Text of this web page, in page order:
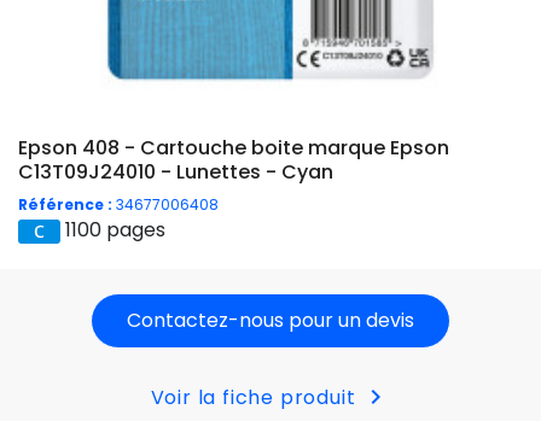
Epson 408 - Cartouche boite marque Epson
C13T09J24010 - Lunettes - Cyan
Référence : 34677006408
1100 pages
Contactez-nous pour un devis
Voir la fiche produit chevron_right